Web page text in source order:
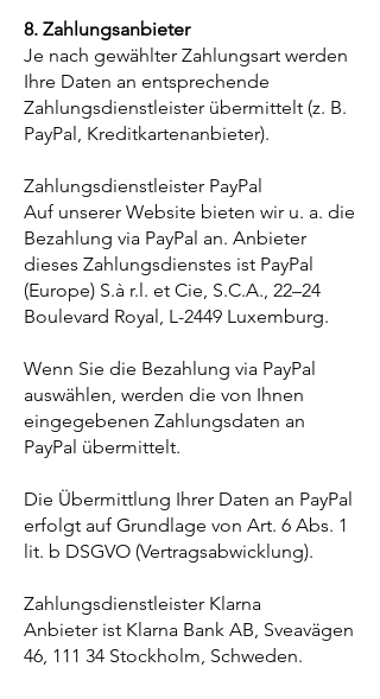
8. Zahlungsanbieter
Je nach gewählter Zahlungsart werden
Ihre Daten an entsprechende
Zahlungsdienstleister übermittelt (z. B.
PayPal, Kreditkartenanbieter).
Zahlungsdienstleister PayPal
Auf unserer Website bieten wir u. a. die
Bezahlung via PayPal an. Anbieter
dieses Zahlungsdienstes ist PayPal
(Europe) S.à r.l. et Cie, S.C.A., 22–24
Boulevard Royal, L-2449 Luxemburg.
Wenn Sie die Bezahlung via PayPal
auswählen, werden die von Ihnen
eingegebenen Zahlungsdaten an
PayPal übermittelt.
Die Übermittlung Ihrer Daten an PayPal
erfolgt auf Grundlage von Art. 6 Abs. 1
lit. b DSGVO (Vertragsabwicklung).
Zahlungsdienstleister Klarna
Anbieter ist Klarna Bank AB, Sveavägen
46, 111 34 Stockholm, Schweden.